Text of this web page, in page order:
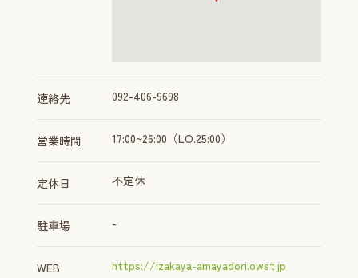
連絡先 092-406-9698
営業時間 17:00~26:00（LO.25:00）
定休日 不定休
駐車場 -
WEB https://izakaya-amayadori.owst.jp